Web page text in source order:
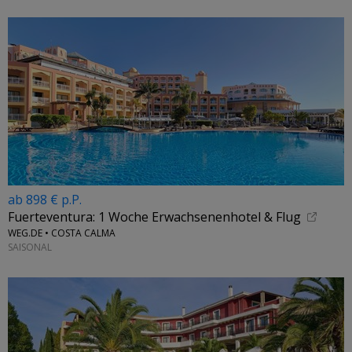
ab 898 € p.P.
Fuerteventura: 1 Woche Erwachsenenhotel & Flug
WEG.DE • COSTA CALMA
SAISONAL